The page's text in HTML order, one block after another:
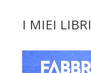
I MIEI LIBRI